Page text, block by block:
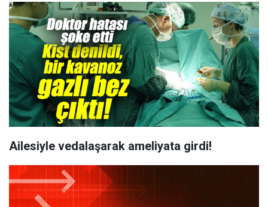
Ailesiyle vedalaşarak ameliyata girdi!